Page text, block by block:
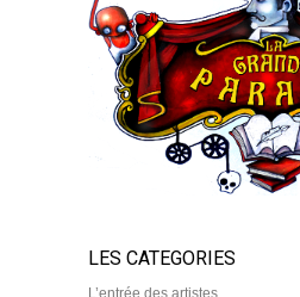
LES CATEGORIES
L’entrée des artistes